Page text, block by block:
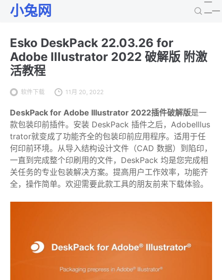
小兔网
Esko DeskPack 22.03.26 for
Adobe Illustrator 2022 破解版 附激
活教程
软件下载 11月 20, 2022
DeskPack for Adobe Illustrator 2022插件破解版是一
款包装印前插件。安装 DeskPack 插件之后，AdobeIllus
trator就变成了功能齐全的包装印前应用程序。适用于任
何印前环境。从导入结构设计文件（CAD 数据）到陷印，
一直到完成整个印刷用的文件，DeskPack 均是您完成相
关任务的专业包装解决方案。提高用户工作效率，功能齐
全，操作简单。欢迎需要此款工具的朋友前来下载体验。